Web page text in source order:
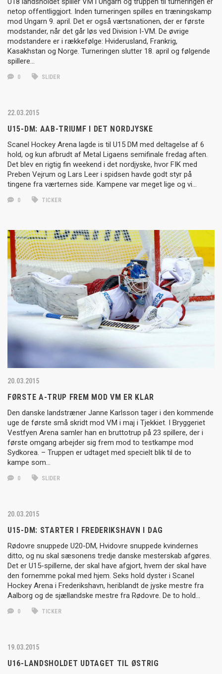
netop offentliggjort. Inden turneringen spilles en træningskamp
mod Ungarn 9. april. Det er også værtsnationen, der er første
modstander, når det går løs ved Division I-VM. De øvrige
modstandere er i rækkefølge: Hviderusland, Frankrig,
Kasakhstan og Norge. Turneringen slutter 18. april og følgende
spillere…
0 SLIDER
22.03.2015
U15-DM: AAB-TRIUMF I DET NORDJYSKE
Scanel Hockey Arena lagde is til U15 DM med deltagelse af 6
hold, og kun afbrudt af Metal Ligaens semifinale fredag aften.
Det blev en rigtig fin weekend i det nordjyske, hvor FIK med
Preben Vejrum og Lars Leer i spidsen havde godt styr på
tingene fra værternes side. Kampene var meget lige og vi…
0 TICKER
20.03.2015
FØRSTE A-TRUP FREM MOD VM ER KLAR
Den danske landstræner Janne Karlsson tager i den kommende
uge de første små skridt mod VM i maj i Tjekkiet. I Bryggeriet
Vestfyen Arena samler han en bruttotrup på 23 spillere, der i
første omgang arbejder sig frem mod to testkampe mod
Sydkorea. – Truppen er udtaget med specielt blik til de to
kampe som…
0 SLIDER
20.03.2015
U15-DM: STARTER I FREDERIKSHAVN I DAG
Rødovre snuppede U20-DM, Hvidovre snuppede kvindernes
ditto, og nu skal sæsonens tredje danske mesterskab afgøres.
Det er U15-spillerne, der skal have afgjort, hvem der skal have
den fornemme pokal med hjem. Seks hold dyster i Scanel
Hockey Arena i Frederikshavn, heriblandt de jyske mestre fra
Aalborg og de sjællandske mestre fra Rødovre. De to hold…
0 TICKER
19.03.2015
U16-LANDSHOLDET UDTAGET TIL ØSTRIG